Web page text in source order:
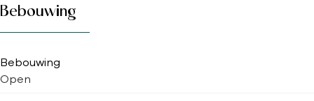
Bebouwing
Bebouwing
Open